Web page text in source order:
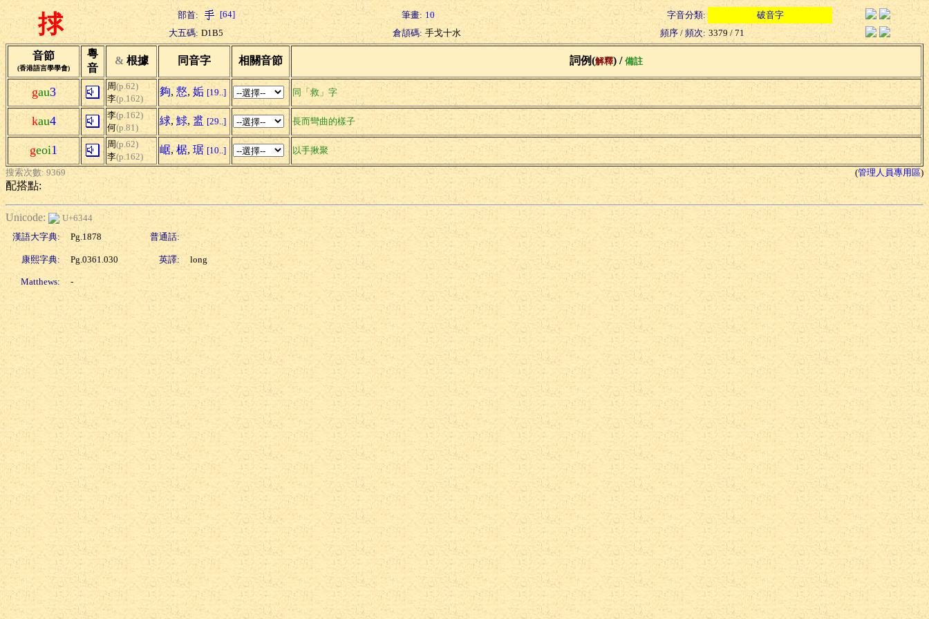
捄 部首: [64] 筆畫: 10 字音分類:
破音字
大五碼: D1B5 倉頡碼: 手戈十水 頻序 / 頻次: 3379 / 71
音節
(香港語言學學會)
粵
音
& 根據 同音字 相關音節 詞例(解釋) / 備註
gau3 周(p.62)
李(p.162)
夠, 慦, 姤 [19..] 同「救」字
kau4 李(p.162)
何(p.81)
絿, 鯄, 盚 [29..] 長而彎曲的樣子
geoi1 周(p.62)
李(p.162)
崌, 椐, 琚 [10..] 以手揪聚
搜索次數: 9369 (管理人員專用區)
配搭點:
Unicode:
U+6344
漢語大字典:
Pg.1878 普通話:
康熙字典: Pg.0361.030 英譯: long
Matthews: -